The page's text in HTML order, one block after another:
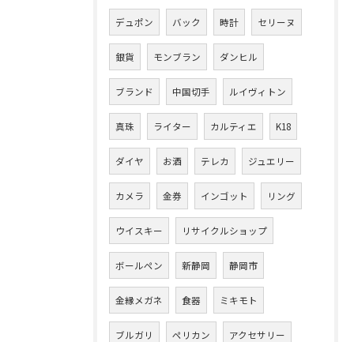
デュポン バック 時計 セリーヌ
銀貨 モンブラン ダンヒル
ブランド 中国切手 ルイヴィトン
真珠 ライター カルティエ K18
ダイヤ お酒 テレカ ジュエリー
カメラ 金券 インゴット リング
ウイスキー リサイクルショップ
ボールペン 新静岡 静岡市
金縁メガネ 食器 ミキモト
ブルガリ ペリカン アクセサリー